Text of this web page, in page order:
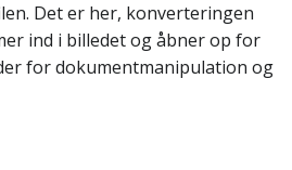
Det er her, konverteringen
ind i billedet og åbner op for
for dokumentmanipulation og